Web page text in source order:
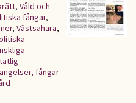
, Våld och
fångar,
, Västsahara,
fångar